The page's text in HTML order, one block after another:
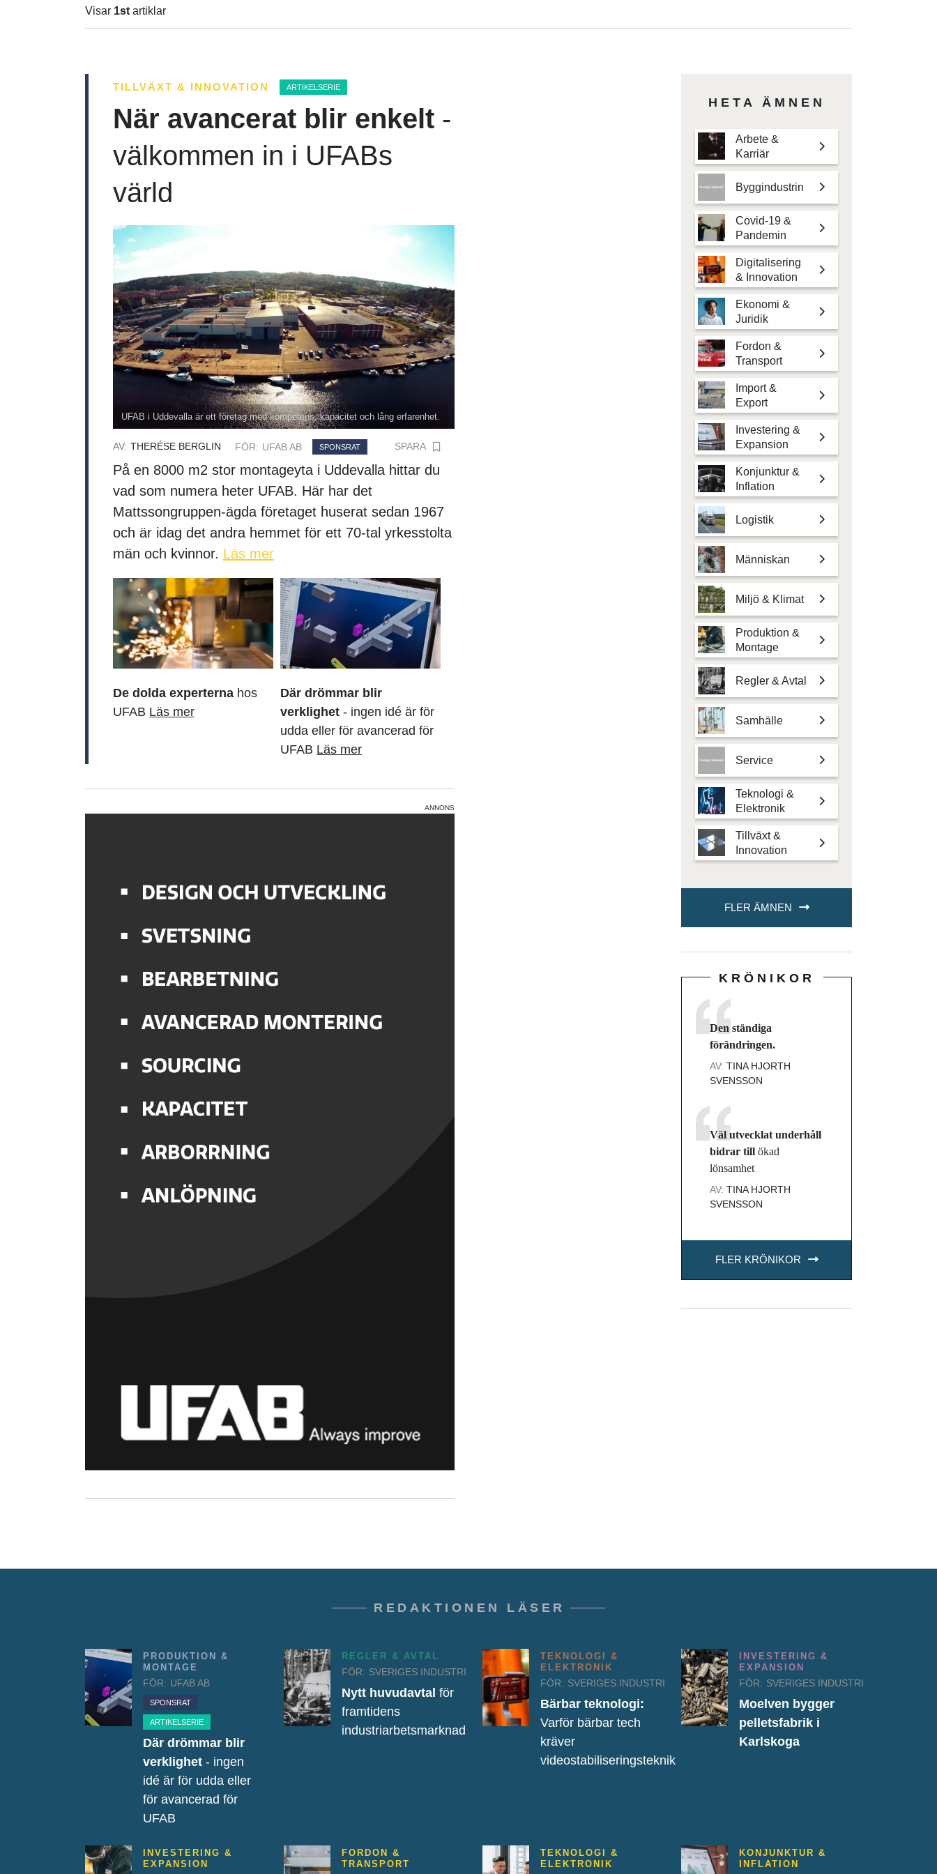
Visar 1st artiklar
TILLVÄXT & INNOVATION ARTIKELSERIE
När avancerat blir enkelt -
välkommen in i UFABs
värld
UFAB i Uddevalla är ett företag med kompetens, kapacitet och lång erfarenhet.
AV: THERÉSE BERGLIN FÖR: UFAB AB SPONSRAT SPARA
På en 8000 m2 stor montageyta i Uddevalla hittar du
vad som numera heter UFAB. Här har det
Mattssongruppen-ägda företaget huserat sedan 1967
och är idag det andra hemmet för ett 70-tal yrkesstolta
män och kvinnor. Läs mer
De dolda experterna hos
UFAB Läs mer
Där drömmar blir
verklighet - ingen idé är för
udda eller för avancerad för
UFAB Läs mer
ANNONS
HETA ÄMNEN
Arbete &
Karriär
Byggindustrin
Covid-19 &
Pandemin
Digitalisering
& Innovation
Ekonomi &
Juridik
Fordon &
Transport
Import &
Export
Investering &
Expansion
Konjunktur &
Inflation
Logistik
Människan
Miljö & Klimat
Produktion &
Montage
Regler & Avtal
Samhälle
Service
Teknologi &
Elektronik
Tillväxt &
Innovation
FLER ÄMNEN
KRÖNIKOR
Den ständiga
förändringen.
AV: TINA HJORTH
SVENSSON
Väl utvecklat underhåll
bidrar till ökad
lönsamhet
AV: TINA HJORTH
SVENSSON
FLER KRÖNIKOR
REDAKTIONEN LÄSER
PRODUKTION &
MONTAGE
FÖR: UFAB AB
SPONSRAT
ARTIKELSERIE
Där drömmar blir
verklighet - ingen
idé är för udda eller
för avancerad för
UFAB
REGLER & AVTAL
FÖR: SVERIGES INDUSTRI
Nytt huvudavtal för
framtidens
industriarbetsmarknad
TEKNOLOGI &
ELEKTRONIK
FÖR: SVERIGES INDUSTRI
Bärbar teknologi:
Varför bärbar tech
kräver
videostabiliseringsteknik
INVESTERING &
EXPANSION
FÖR: SVERIGES INDUSTRI
Moelven bygger
pelletsfabrik i
Karlskoga
INVESTERING &
EXPANSION
FORDON &
TRANSPORT
TEKNOLOGI &
ELEKTRONIK
KONJUNKTUR &
INFLATION